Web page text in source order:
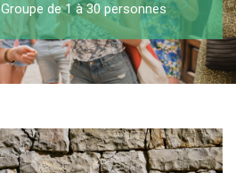
de 1 à 30 personnes